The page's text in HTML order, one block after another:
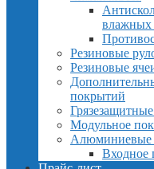
Резиновые
Резиновые
покрытий
Модульное
Алюминиевые
Входное